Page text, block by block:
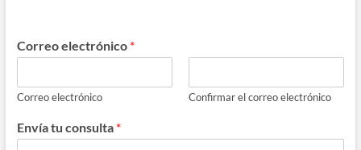
Correo electrónico *
Correo electrónico Confirmar el correo electrónico
Envía tu consulta *